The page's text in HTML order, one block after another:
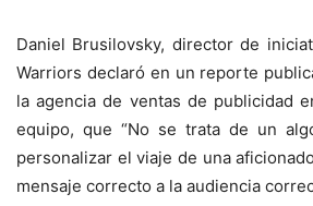
Daniel Brusilovsky, director de
Warriors declaró en un reporte
la agencia de ventas de publicidad
equipo, que “No se trata de un
personalizar el viaje de una
mensaje correcto a la audiencia